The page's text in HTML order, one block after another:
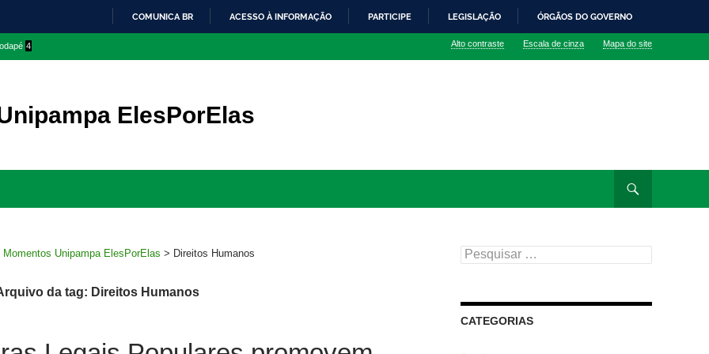
O
COMUNICA BR ACESSO À INFORMAÇÃO PARTICIPE LEGISLAÇÃO ÓRGÃOS DO GOVERNO
4 Alto contraste Escala de cinza Mapa do site
ElesPorElas
Momentos Unipampa ElesPorElas > Direitos Humanos
da tag: Direitos Humanos
Pesquisar
por:
CATEGORIAS